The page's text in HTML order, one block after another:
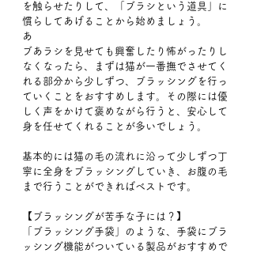
を触らせたりして、「ブラシという道具」に
慣らしてあげることから始めましょう。
あ
ブあラシを見せても興奮したり怖がったりし
なくなったら、まずは猫が一番撫でさせてく
れる部分から少しずつ、ブラッシングを行っ
ていくことをおすすめします。その際には優
しく声をかけて褒めながら行うと、安心して
身を任せてくれることが多いでしょう。
基本的には猫の毛の流れに沿って少しずつ丁
寧に全身をブラッシングしていき、お腹の毛
まで行うことができればベストです。
【ブラッシングが苦手な子には？】
「ブラッシング手袋」のような、手袋にブラ
ッシング機能がついている製品がおすすめで